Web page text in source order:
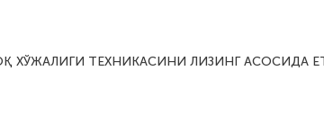
ХЎЖАЛИГИ ТЕХНИКАСИНИ ЛИЗИНГ АСОСИДА